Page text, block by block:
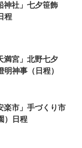
神社」七夕笹飾
程
満宮」北野七夕
神事（日程）
楽市」手づくり市
）日程